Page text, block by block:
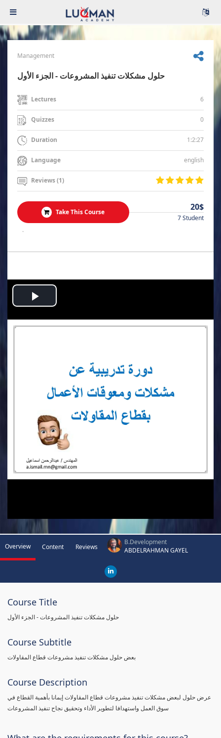
Management
حلول مشكلات تنفيذ المشروعات - الجزء الأول
Lectures 6
Quizzes 0
Duration 1:2:27
Language english
Reviews (1)
Take This Course 20$
7 Student
.
Play
Video
Overview Content Reviews
B.Development
ABDELRAHMAN GAYEL
Course Title
حلول مشكلات تنفيذ المشروعات - الجزء الأول
Course Subtitle
بعض حلول مشكلات تنفيذ مشروعات قطاع المقاولات
Course Description
عرض حلول لبعض مشكلات تنفيذ مشروعات قطاع المقاولات إيمانا بأهمية القطاع في
سوق العمل واستهدافا لتطوير الأداء وتحقيق نجاح تنفيذ المشروعات